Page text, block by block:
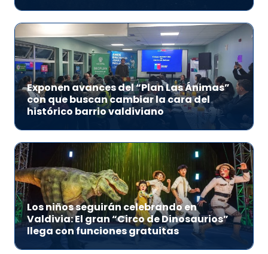
Exponen avances del “Plan Las Ánimas”
con que buscan cambiar la cara del
histórico barrio valdiviano
Los niños seguirán celebrando en
Valdivia: El gran “Circo de Dinosaurios”
llega con funciones gratuitas